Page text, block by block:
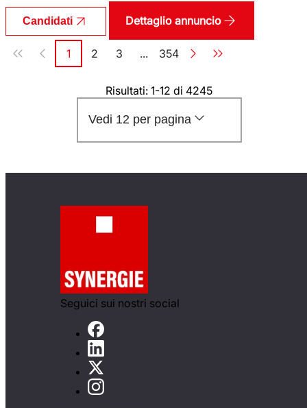
Candidati Dettaglio annuncio
Paginazione
Pagina
1 Pagina
2 Pagina
3 ... Pagina
354
Risultati: 1-12 di 4245
Vedi 12 per pagina
Seguici sui nostri social